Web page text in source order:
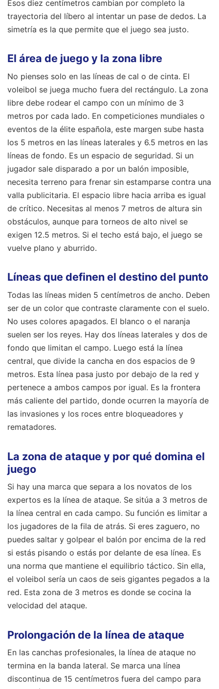
Esos diez centímetros cambian por completo la
trayectoria del líbero al intentar un pase de dedos. La
simetría es la que permite que el juego sea justo.
El área de juego y la zona libre
No pienses solo en las líneas de cal o de cinta. El
voleibol se juega mucho fuera del rectángulo. La zona
libre debe rodear el campo con un mínimo de 3
metros por cada lado. En competiciones mundiales o
eventos de la élite española, este margen sube hasta
los 5 metros en las líneas laterales y 6.5 metros en las
líneas de fondo. Es un espacio de seguridad. Si un
jugador sale disparado a por un balón imposible,
necesita terreno para frenar sin estamparse contra una
valla publicitaria. El espacio libre hacia arriba es igual
de crítico. Necesitas al menos 7 metros de altura sin
obstáculos, aunque para torneos de alto nivel se
exigen 12.5 metros. Si el techo está bajo, el juego se
vuelve plano y aburrido.
Líneas que definen el destino del punto
Todas las líneas miden 5 centímetros de ancho. Deben
ser de un color que contraste claramente con el suelo.
No uses colores apagados. El blanco o el naranja
suelen ser los reyes. Hay dos líneas laterales y dos de
fondo que limitan el campo. Luego está la línea
central, que divide la cancha en dos espacios de 9
metros. Esta línea pasa justo por debajo de la red y
pertenece a ambos campos por igual. Es la frontera
más caliente del partido, donde ocurren la mayoría de
las invasiones y los roces entre bloqueadores y
rematadores.
La zona de ataque y por qué domina el
juego
Si hay una marca que separa a los novatos de los
expertos es la línea de ataque. Se sitúa a 3 metros de
la línea central en cada campo. Su función es limitar a
los jugadores de la fila de atrás. Si eres zaguero, no
puedes saltar y golpear el balón por encima de la red
si estás pisando o estás por delante de esa línea. Es
una norma que mantiene el equilibrio táctico. Sin ella,
el voleibol sería un caos de seis gigantes pegados a la
red. Esta zona de 3 metros es donde se cocina la
velocidad del ataque.
Prolongación de la línea de ataque
En las canchas profesionales, la línea de ataque no
termina en la banda lateral. Se marca una línea
discontinua de 15 centímetros fuera del campo para